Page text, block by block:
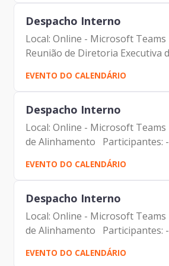
Assessor da...
Despacho Interno
Local: Online - Microsoft Teams
Reunião de Diretoria Executiva
Participantes: - Francisco
Prodam-SP - André Tomiatto -
Presidência |...
EVENTO DO CALENDÁRIO
Despacho Interno
Local: Online - Microsoft Teams
de Alinhamento Participantes:
Forbes – Presidente | Prodam-
Tomiatto - Assessor da
SP - Luciano Felipe de...
EVENTO DO CALENDÁRIO
Despacho Interno
Local: Online - Microsoft Teams
de Alinhamento Participantes:
Forbes – Presidente | Prodam-
Tomiatto - Assessor da
EVENTO DO CALENDÁRIO